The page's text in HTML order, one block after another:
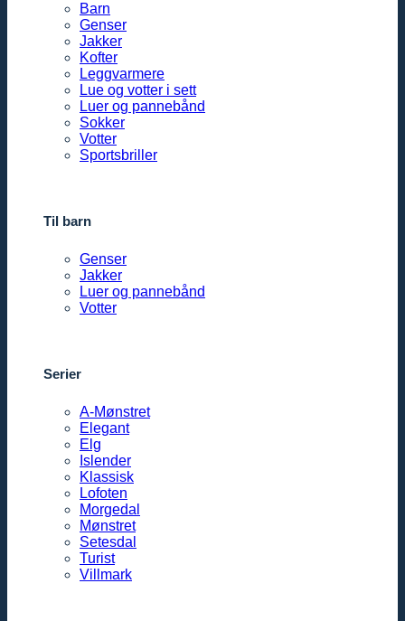
Barn
Genser
Jakker
Kofter
Leggvarmere
Lue og votter i sett
Luer og pannebånd
Sokker
Votter
Sportsbriller
Til barn
Genser
Jakker
Luer og pannebånd
Votter
Serier
A-Mønstret
Elegant
Elg
Islender
Klassisk
Lofoten
Morgedal
Mønstret
Setesdal
Turist
Villmark